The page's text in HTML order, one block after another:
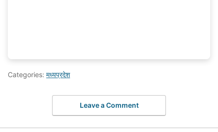
Categories: मध्यप्रदेश
Leave a Comment